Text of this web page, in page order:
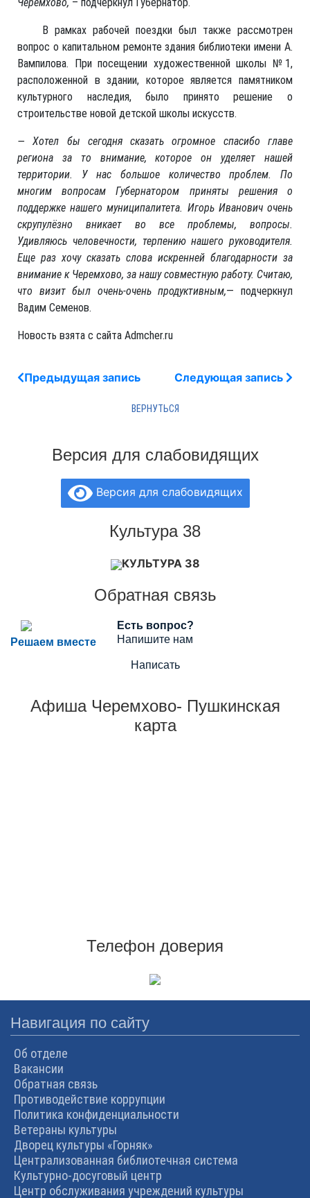
В рамках рабочей поездки был также рассмотрен
вопрос о капитальном ремонте здания библиотеки имени А.
Вампилова. При посещении художественной школы №1,
расположенной в здании, которое является памятником
культурного наследия, было принято решение о
строительстве новой детской школы искусств.
— Хотел бы сегодня сказать огромное спасибо главе
региона за то внимание, которое он уделяет нашей
территории. У нас большое количество проблем. По
многим вопросам Губернатором приняты решения о
поддержке нашего муниципалитета. Игорь Иванович очень
скрупулёзно вникает во все проблемы, вопросы.
Удивляюсь человечности, терпению нашего руководителя.
Еще раз хочу сказать слова искренней благодарности за
внимание к Черемхово, за нашу совместную работу. Считаю,
что визит был очень-очень продуктивным,— подчеркнул
Вадим Семенов.
Новость взята с сайта Admcher.ru
Предыдущая запись Следующая запись
Версия для слабовидящих
Версия для слабовидящих
Культура 38
КУЛЬТУРА 38
Обратная связь
Решаем вместе
Есть вопрос?
Напишите нам
Написать
Афиша Черемхово- Пушкинская
карта
Телефон доверия
Навигация по сайту
Об отделе
Вакансии
Обратная связь
Противодействие коррупции
Политика конфиденциальности
Ветераны культуры
Дворец культуры «Горняк»
Централизованная библиотечная система
Культурно-досуговый центр
Центр обслуживания учреждений культуры